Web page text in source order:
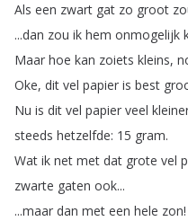
Als een zwart gat zo groot
...dan zou ik hem onmogelijk
Maar hoe kan zoiets kleins,
Oke, dit vel papier is best
Nu is dit vel papier veel
steeds hetzelfde: 15 gram.
Wat ik net met dat grote vel
zwarte gaten ook...
...maar dan met een hele zon!